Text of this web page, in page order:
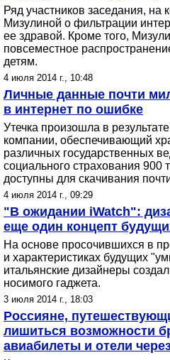
Ряд участников заседания, на
Мизулиной о фильтрации
ее здравой. Кроме того,
повсеместное
детям.
4 июля 2014 г., 10:48
Личные данные почти
в интернет по ошибке
Утечка произошла в
компании, обеспечивающий
различных государственных
социального страхования
доступны для скачивания
4 июля 2014 г., 09:29
"В ожидании iWatch":
еще один концепт
На основе просочившихся в
и характеристиках будущих
итальянские дизайнеры
носимого гаджета.
3 июля 2014 г., 18:03
Россияне,
лишиться возможности
авиабилеты и отели